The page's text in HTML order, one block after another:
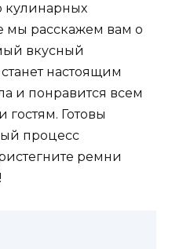
кулинарных
мы расскажем вам о
вкусный
настоящим
и понравится всем
Готовы
процесс
ремни